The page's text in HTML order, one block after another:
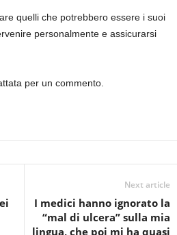
quelli che potrebbero essere i suoi
personalmente e assicurarsi
per un commento.
Next article
I medici hanno ignorato la
“mal di ulcera” sulla mia
lingua, che poi mi ha quasi